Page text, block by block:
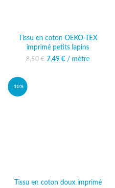
Tissu en coton OEKO-TEX
imprimé petits lapins
8,50€
Le prix initial était :
7,49 € Le prix actuel
/ mètre
-10%
Tissu en coton doux imprimé